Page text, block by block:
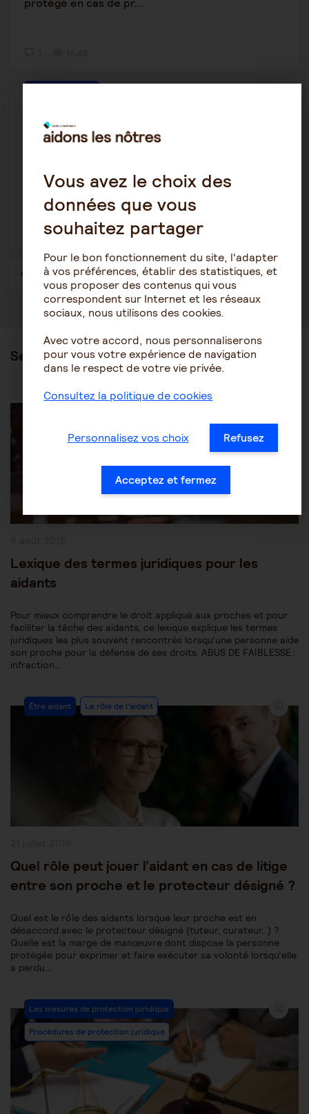
protégé en cas de pr...
oynap
10 septembre 2021 18:39
comment faire concrètem...
3887
1 … 36 37 38 39 40 41 42 … 57
Ses articles
Les mesures de protection juridique
Lexique des termes juridiques pour les
aidants
Pour mieux comprendre le droit appliqué aux proches et pour
faciliter la tâche des aidants, ce lexique explique les termes
juridiques les plus souvent rencontrés lorsqu’une personne aide
son proche pour la défense de ses droits. ABUS DE FAIBLESSE :
infraction…
Post
Category:
Être aidant Le rôle de l'aidant
Quel rôle peut jouer l’aidant en cas de litige
entre son proche et le protecteur désigné ?
Quel est le rôle des aidants lorsque leur proche est en
désaccord avec le protecteur désigné (tuteur, curateur…) ?
Quelle est la marge de manœuvre dont dispose la personne
protégée pour exprimer et faire exécuter sa volonté lorsqu’elle
a perdu…
Post
Category:
Les mesures de protection juridique
Procédures de protection juridique
Vous avez le choix des
données que vous
souhaitez partager
Pour le bon fonctionnement du site, l'adapter
à vos préférences, établir des statistiques, et
vous proposer des contenus qui vous
correspondent sur Internet et les réseaux
sociaux, nous utilisons des cookies.
Avec votre accord, nous personnaliserons
pour vous votre expérience de navigation
dans le respect de votre vie privée.
Consultez la politique de cookies
Personnalisez vos choix Refusez
Acceptez et fermez